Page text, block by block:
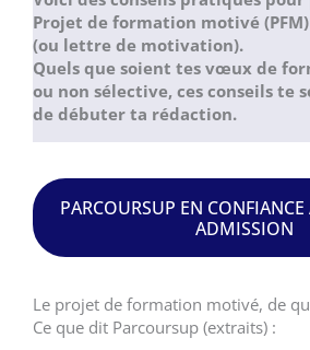
Projet de formation motivé
(ou lettre de motivation).
Quels que soient tes vœux de
ou non sélective, ces conseils te
de débuter ta rédaction.
PARCOURSUP EN
ADMISSION
Le projet de formation motivé, de
Ce que dit Parcoursup (extraits) :